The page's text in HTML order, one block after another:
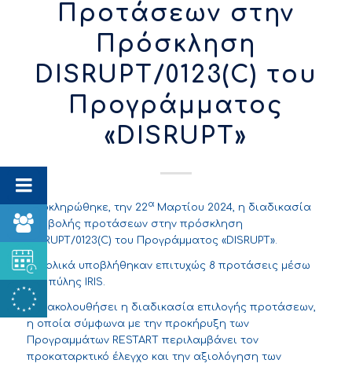
Προτάσεων στην
Πρόσκληση
DISRUPT/0123(C) του
Προγράμματος
«DISRUPT»
Ολοκληρώθηκε, την 22α Μαρτίου 2024, η διαδικασία
υποβολής προτάσεων στην πρόσκληση
DISRUPT/0123(C) του Προγράμματος «DISRUPT».
Συνολικά υποβλήθηκαν επιτυχώς 8 προτάσεις μέσω
της πύλης IRIS.
Θα ακολουθήσει η διαδικασία επιλογής προτάσεων,
η οποία σύμφωνα με την προκήρυξη των
Προγραμμάτων RESTART περιλαμβάνει τον
προκαταρκτικό έλεγχο και την αξιολόγηση των